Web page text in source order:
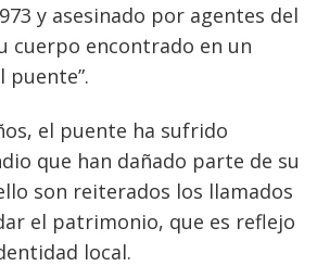
y asesinado por agentes del
cuerpo encontrado en un
puente”.
el puente ha sufrido
que han dañado parte de su
son reiterados los llamados
el patrimonio, que es reflejo
local.